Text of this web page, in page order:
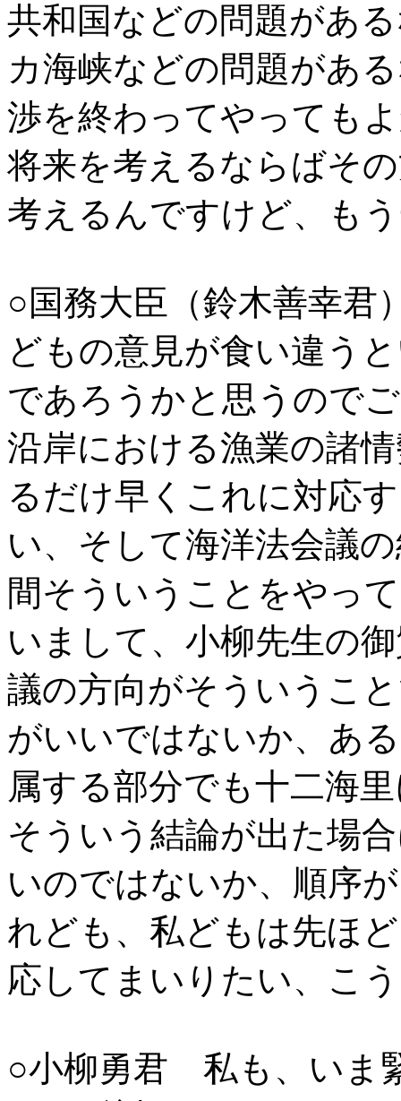
共和国などの問題があ
カ海峡などの問題があ
渉を終わってやっても
将来を考えるならばそ
考えるんですけど、も
○国務大臣（鈴木善幸
どもの意見が食い違う
であろうかと思うので
沿岸における漁業の諸
るだけ早くこれに対応
い、そして海洋法会議
間そういうことをやっ
いまして、小柳先生の
議の方向がそういうこ
がいいではないか、あ
属する部分でも十二海
そういう結論が出た場
いのではないか、順序
れども、私どもは先ほ
応してまいりたい、こ
○小柳勇君 私も、いま